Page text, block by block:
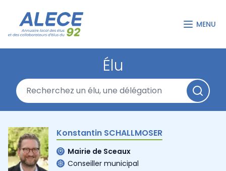
MENU
Élu
Konstantin SCHALLMOSER
Mairie de Sceaux
Conseiller municipal